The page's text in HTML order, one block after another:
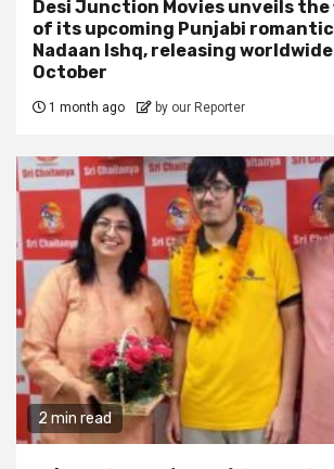
Desi Junction Movies unveils
of its upcoming Punjabi
Nadaan Ishq, releasing
October
1 month ago by our Reporter
2 min read